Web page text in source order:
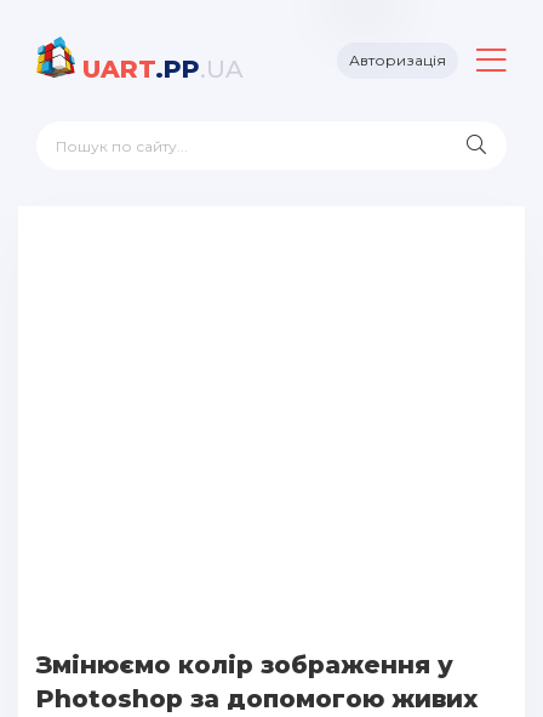
UART.PP.UA Авторизація
Змінюємо колір зображення у
Photoshop за допомогою живих